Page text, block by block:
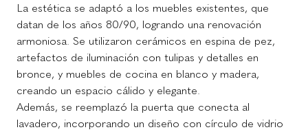
La estética se adaptó a los muebles existentes, que
datan de los años 80/90, logrando una renovación
armoniosa. Se utilizaron cerámicos en espina de pez,
artefactos de iluminación con tulipas y detalles en
bronce, y muebles de cocina en blanco y madera,
creando un espacio cálido y elegante.
Además, se reemplazó la puerta que conecta al
lavadero, incorporando un diseño con círculo de vidrio